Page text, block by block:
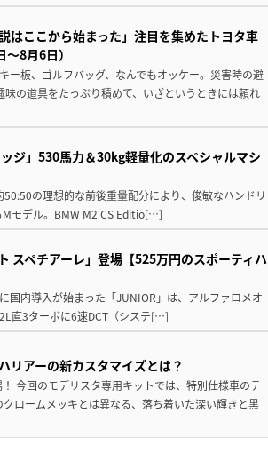
はここから始まった」注目を集めたトヨタ車
8月6日）
板、ゴルフバッグ、なんでもオッケー。災害時の避
の道具をたっぷり積めて、いざというときには頼れ
ジ」530馬力＆30kg軽量化のスペシャルマシ
の理想的な前後重量配分により、俊敏なハンドリ
Mモデル。BMW M2 CS Editio[…]
スペチアーレ」登場【525万円のスポーティハ
国内導入が始まった「JUNIOR」は、アルファロメオ
直3ターボに6速DCT（システ[…]
リアーの新カスタマイズとは？
今回のモデリスタ専用キットでは、特別仕様車のテ
ロームメッキとは異なる、落ち着いた深い輝きと黒